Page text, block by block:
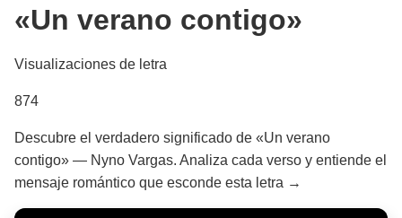
«Un verano contigo»
Visualizaciones de letra
874
Descubre el verdadero significado de «Un verano
contigo» — Nyno Vargas. Analiza cada verso y entiende el
mensaje romántico que esconde esta letra →